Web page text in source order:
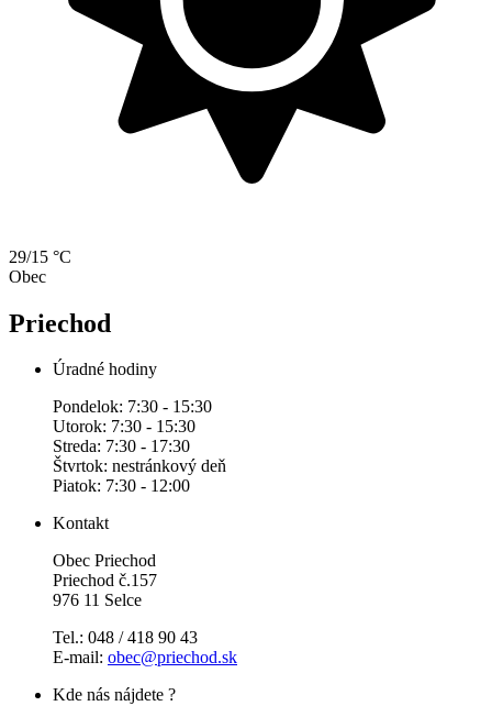
29/15 °C
Obec
Priechod
Úradné hodiny
Pondelok: 7:30 - 15:30
Utorok: 7:30 - 15:30
Streda: 7:30 - 17:30
Štvrtok: nestránkový deň
Piatok: 7:30 - 12:00
Kontakt
Obec Priechod
Priechod č.157
976 11 Selce
Tel.: 048 / 418 90 43
E-mail: obec@priechod.sk
Kde nás nájdete ?